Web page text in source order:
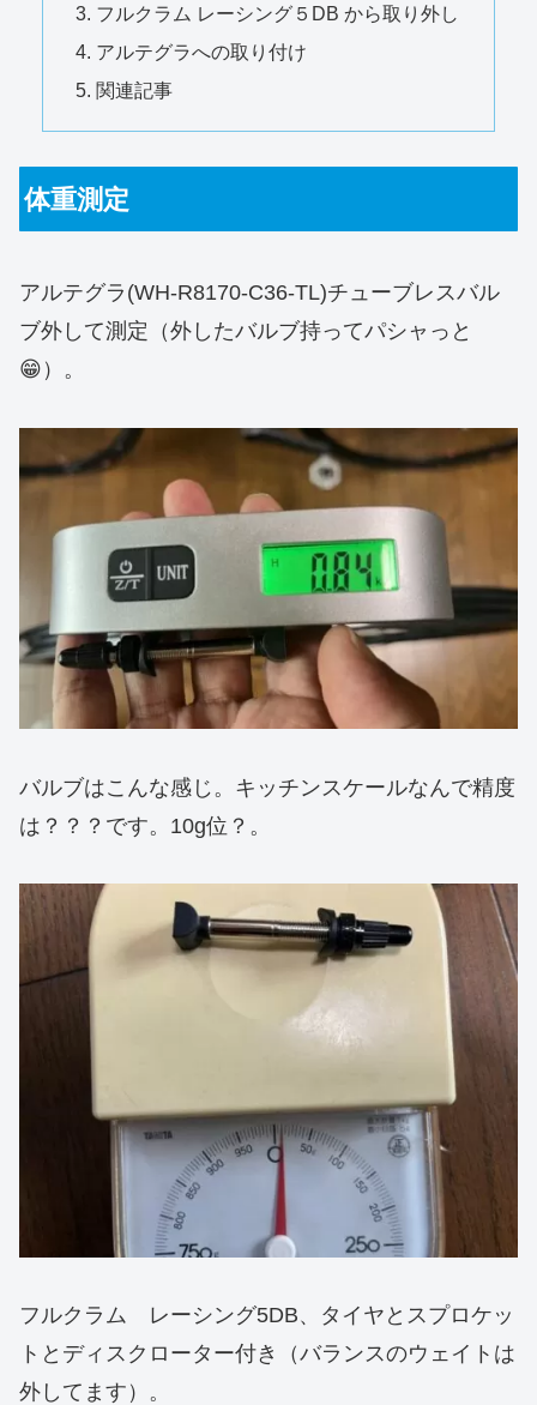
フルクラム レーシング５DB から取り外し
アルテグラへの取り付け
関連記事
体重測定
アルテグラ(WH-R8170-C36-TL)チューブレスバル
ブ外して測定（外したバルブ持ってパシャっと
😁）。
バルブはこんな感じ。キッチンスケールなんで精度
は？？？です。10g位？。
フルクラム レーシング5DB、タイヤとスプロケッ
トとディスクローター付き（バランスのウェイトは
外してます）。